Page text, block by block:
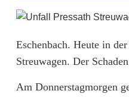
B
a
u
s
Eschenbach. Heute in
Streuwagen. Der
Am Donnerstagmorgen